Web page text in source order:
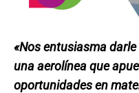
«Nos entusiasma
una aerolínea que
oportunidades en